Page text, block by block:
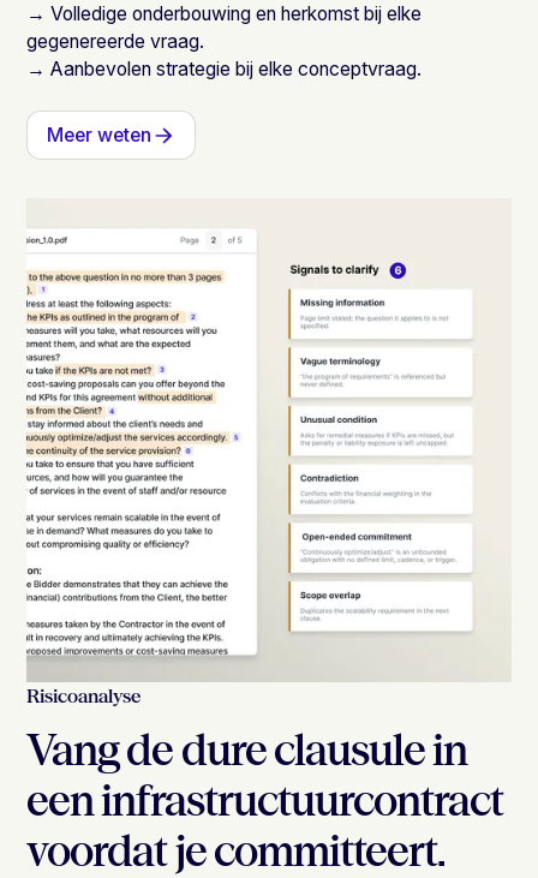
→ Volledige onderbouwing en herkomst bij elke
gegenereerde vraag.
→ Aanbevolen strategie bij elke conceptvraag.
Meer weten
Risicoanalyse
Vang de dure clausule in
een infrastructuurcontract
voordat je committeert.